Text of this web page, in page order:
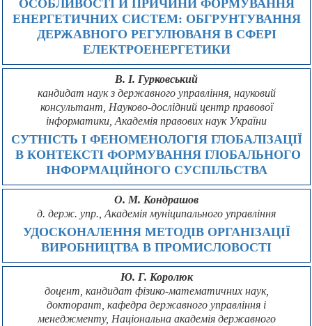
ОСОБЛИВОСТІ Й ПРИЧИНИ ФОРМУВАННЯ
ЕНЕРГЕТИЧНИХ СИСТЕМ: ОБГРУНТУВАННЯ
ДЕРЖАВНОГО РЕГУЛЮВАНЯ В СФЕРІ
ЕЛЕКТРОЕНЕРГЕТИКИ
В. І. Гурковський
кандидат наук з державного управління, науковий
консультант, Науково-дослідний центр правової
інформатики, Академія правових наук України
СУТНІСТЬ І ФЕНОМЕНОЛОГІЯ ГЛОБАЛІЗАЦІЇ
В КОНТЕКСТІ ФОРМУВАННЯ ГЛОБАЛЬНОГО
ІНФОРМАЦІЙНОГО СУСПІЛЬСТВА
О. М. Кондрашов
д. держ. упр., Академія муніципального управління
УДОСКОНАЛЕННЯ МЕТОДІВ ОРГАНІЗАЦІЇ
ВИРОБНИЦТВА В ПРОМИСЛОВОСТІ
Ю. Г. Королюк
доцент, кандидат фізико-математичних наук,
докторант, кафедра державного управління і
менеджменту, Національна академія державного